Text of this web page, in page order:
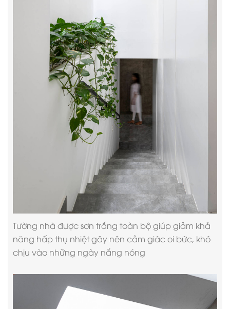
Tường nhà được sơn trắng toàn bộ giúp giảm khả
năng hấp thụ nhiệt gây nên cảm giác oi bức, khó
chịu vào những ngày nắng nóng